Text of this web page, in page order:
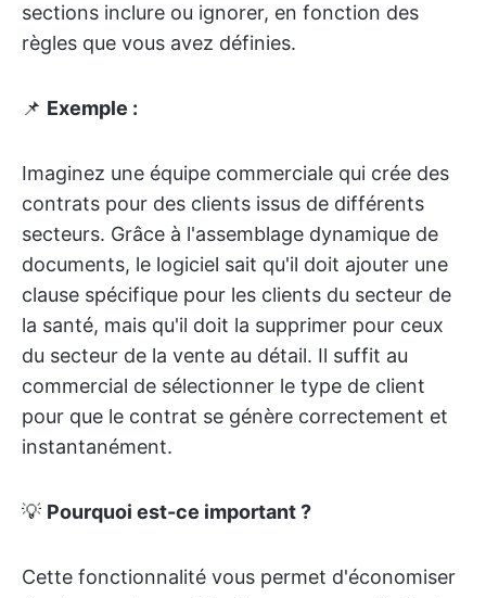
sections inclure ou ignorer, en fonction des
règles que vous avez définies.
📌 Exemple :
Imaginez une équipe commerciale qui crée des
contrats pour des clients issus de différents
secteurs. Grâce à l'assemblage dynamique de
documents, le logiciel sait qu'il doit ajouter une
clause spécifique pour les clients du secteur de
la santé, mais qu'il doit la supprimer pour ceux
du secteur de la vente au détail. Il suffit au
commercial de sélectionner le type de client
pour que le contrat se génère correctement et
instantanément.
💡 Pourquoi est-ce important ?
Cette fonctionnalité vous permet d'économiser